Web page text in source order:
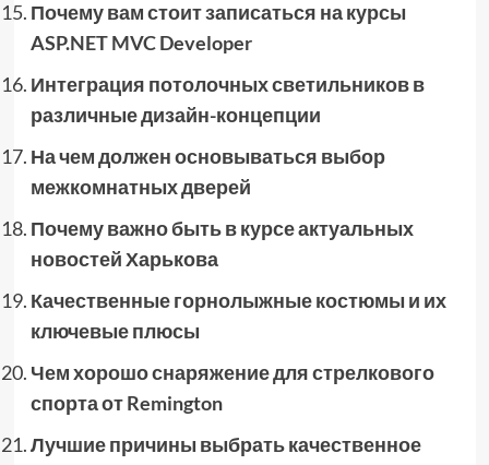
Почему вам стоит записаться на курсы
ASP.NET MVC Developer
Интеграция потолочных светильников в
различные дизайн-концепции
На чем должен основываться выбор
межкомнатных дверей
Почему важно быть в курсе актуальных
новостей Харькова
Качественные горнолыжные костюмы и их
ключевые плюсы
Чем хорошо снаряжение для стрелкового
спорта от Remington
Лучшие причины выбрать качественное